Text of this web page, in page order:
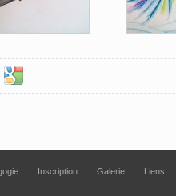
Inscription Galerie Liens